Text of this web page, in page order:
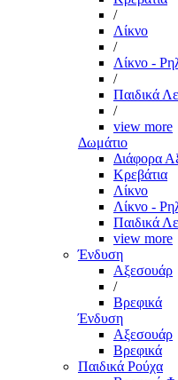
/
Λίκνο
/
Λίκνο -
/
Παιδικά
/
view more
Δωμάτιο
Διάφορα
Κρεβάτια
Λίκνο
Λίκνο -
Παιδικά
view more
Ένδυση
Αξεσουάρ
/
Βρεφικά
Ένδυση
Αξεσουάρ
Βρεφικά
Παιδικά Ρούχα